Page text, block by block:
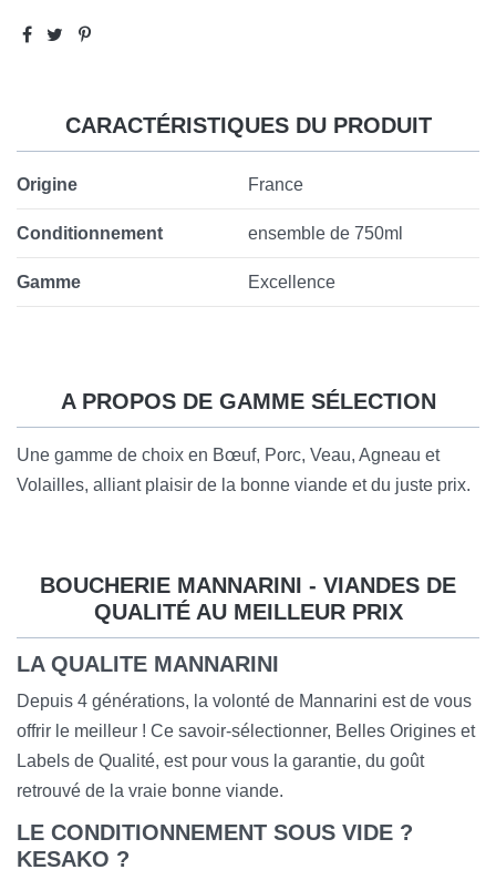
CARACTÉRISTIQUES DU PRODUIT
Origine France
Conditionnement ensemble de 750ml
Gamme Excellence
A PROPOS DE GAMME SÉLECTION
Une gamme de choix en Bœuf, Porc, Veau, Agneau et
Volailles, alliant plaisir de la bonne viande et du juste prix.
BOUCHERIE MANNARINI - VIANDES DE
QUALITÉ AU MEILLEUR PRIX
LA QUALITE MANNARINI
Depuis 4 générations, la volonté de Mannarini est de vous
offrir le meilleur ! Ce savoir-sélectionner, Belles Origines et
Labels de Qualité, est pour vous la garantie, du goût
retrouvé de la vraie bonne viande.
LE CONDITIONNEMENT SOUS VIDE ?
KESAKO ?